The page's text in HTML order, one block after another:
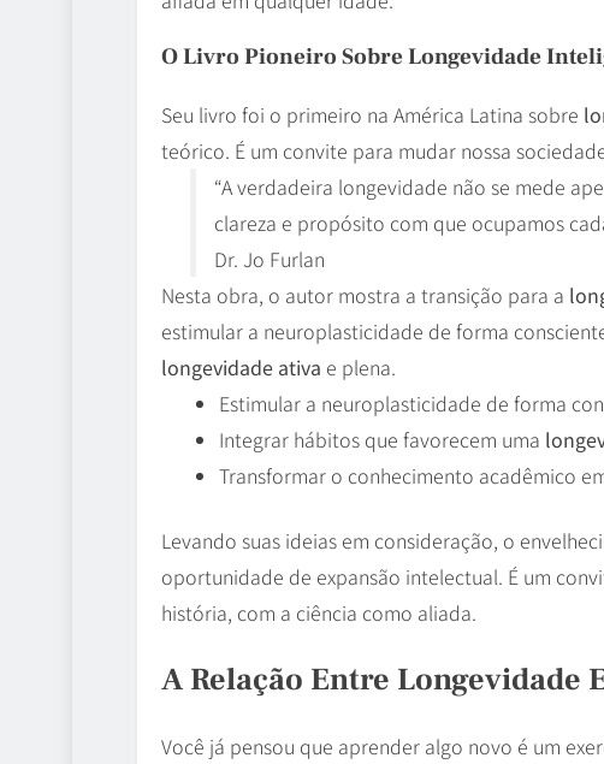
O Livro Pioneiro Sobre Longevidade
Seu livro foi o primeiro na América Latina sobre
teórico. É um convite para mudar nossa
“A verdadeira longevidade não se mede
clareza e propósito com que ocupamos
Dr. Jo Furlan
Nesta obra, o autor mostra a transição para a
estimular a neuroplasticidade de forma
longevidade ativa e plena.
Estimular a neuroplasticidade de forma
Integrar hábitos que favorecem uma
Transformar o conhecimento acadêmico
Levando suas ideias em consideração, o
oportunidade de expansão intelectual. É um
história, com a ciência como aliada.
A Relação Entre Longevidade
Você já pensou que aprender algo novo é um